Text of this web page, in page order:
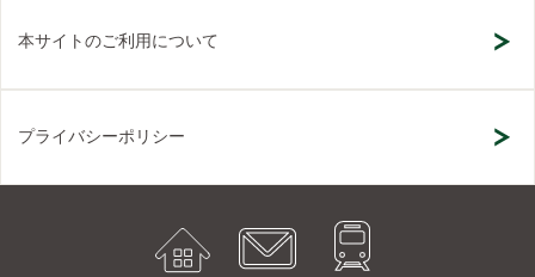
本サイトのご利用について
プライバシーポリシー